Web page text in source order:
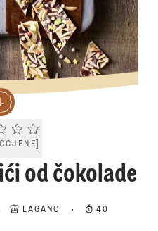
Current rating 0.0. Click to rate.
OCJENE
od čokolade
LAGANO 40